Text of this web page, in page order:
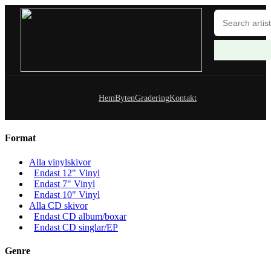
HemBytenGraderingKontakt
Format
Alla vinylskivor
Endast 12" Vinyl
Endast 7" Vinyl
Endast 10" Vinyl
Alla CD skivor
Endast CD album/boxar
Endast CD singlar/EP
Genre